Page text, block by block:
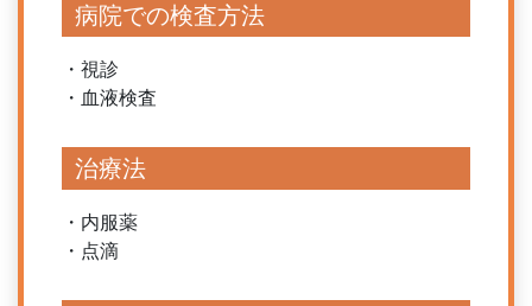
病院での検査方法
・視診
・血液検査
治療法
・内服薬
・点滴